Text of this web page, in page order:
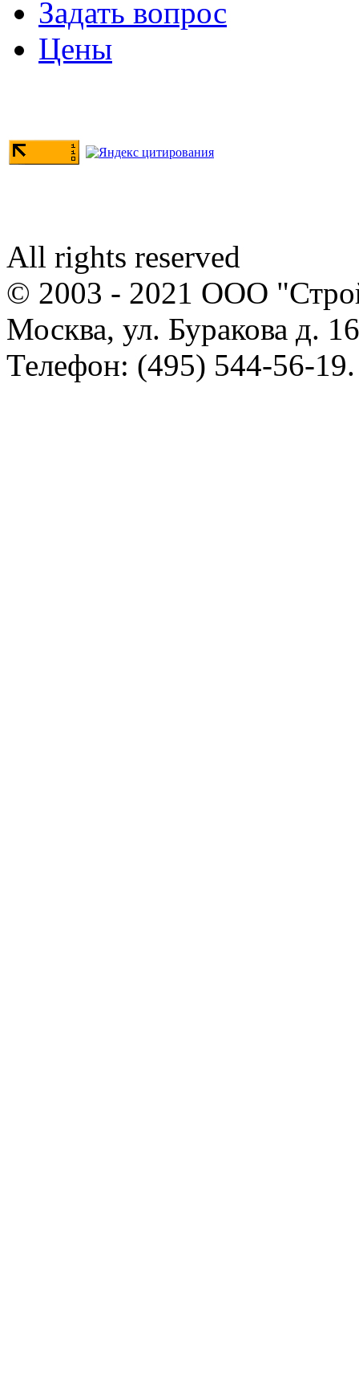
Задать вопрос
Цены
All rights reserved
© 2003 - 2021 ООО
Москва, ул. Буракова д.
Телефон: (495) 544-56-